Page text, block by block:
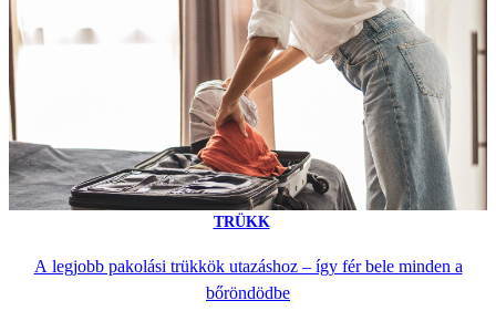
TRÜKK
A legjobb pakolási trükkök utazáshoz – így fér bele minden a
bőröndödbe